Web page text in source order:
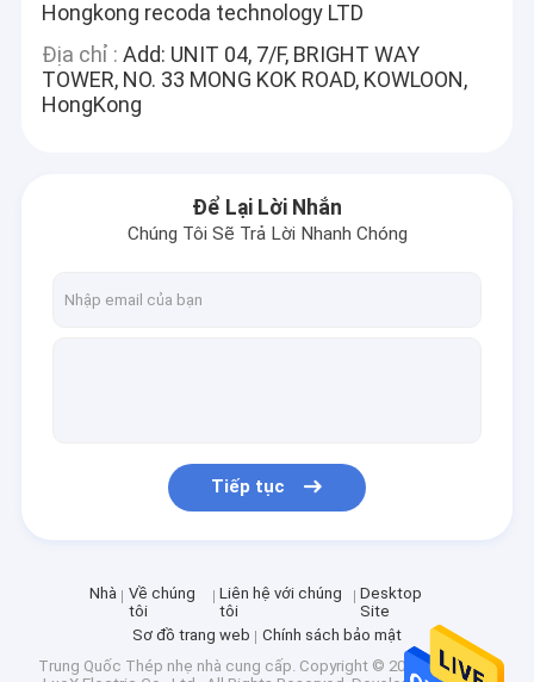
Hongkong recoda technology LTD
Địa chỉ : Add: UNIT 04, 7/F, BRIGHT WAY
TOWER, NO. 33 MONG KOK ROAD, KOWLOON,
HongKong
Để Lại Lời Nhắn
Chúng Tôi Sẽ Trả Lời Nhanh Chóng
Tiếp tục
Nhà
Về chúng
tôi
Liên hệ với chúng
tôi
Desktop
Site
Sơ đồ trang web
Chính sách bảo mật
Trung Quốc Thép nhẹ nhà cung cấp. Copyright © 2025 Shenzhen